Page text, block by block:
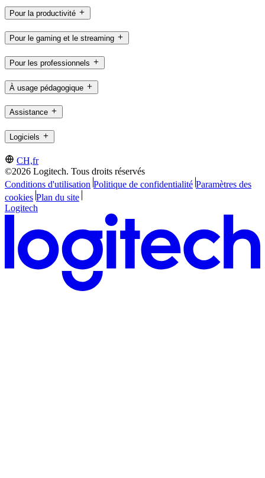
Pour la productivité
Pour le gaming et le streaming
Pour les professionnels
À usage pédagogique
Assistance
Logiciels
CH,fr
©2026 Logitech. Tous droits réservés
Conditions d'utilisation Politique de confidentialité Paramètres des
cookies Plan du site
Logitech